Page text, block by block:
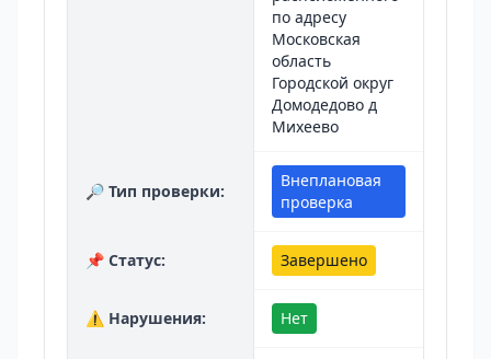
по адресу
Московская
область
Городской округ
Домодедово д
Михеево
🔎 Тип проверки:
Внеплановая
проверка
📌 Статус: Завершено
⚠️ Нарушения: Нет